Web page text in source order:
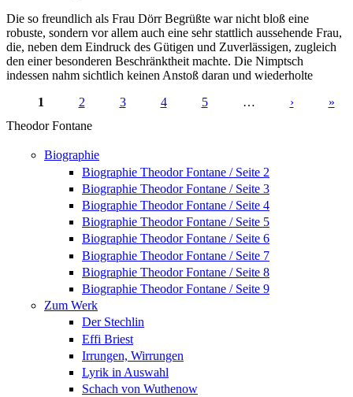
Die so freundlich als Frau Dörr Begrüßte war nicht bloß eine
robuste, sondern vor allem auch eine sehr stattlich aussehende Frau,
die, neben dem Eindruck des Gütigen und Zuverlässigen, zugleich
den einer besonderen Beschränktheit machte. Die Nimptsch
indessen nahm sichtlich keinen Anstoß daran und wiederholte
Seiten
1 2 3 4 5 … ›
»
Theodor Fontane
Biographie
Biographie Theodor Fontane / Seite 2
Biographie Theodor Fontane / Seite 3
Biographie Theodor Fontane / Seite 4
Biographie Theodor Fontane / Seite 5
Biographie Theodor Fontane / Seite 6
Biographie Theodor Fontane / Seite 7
Biographie Theodor Fontane / Seite 8
Biographie Theodor Fontane / Seite 9
Zum Werk
Der Stechlin
Effi Briest
Irrungen, Wirrungen
Lyrik in Auswahl
Schach von Wuthenow